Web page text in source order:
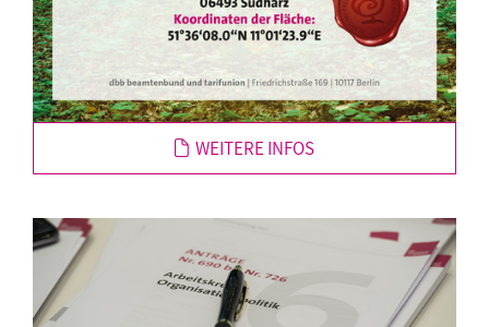
WEITERE INFOS